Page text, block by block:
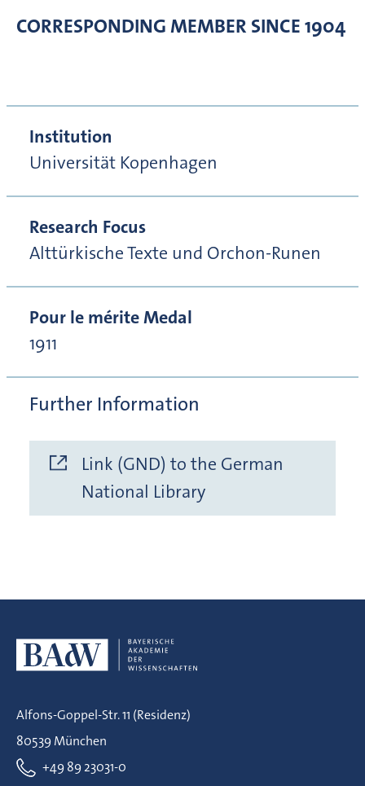
CORRESPONDING MEMBER SINCE 1904
Institution
Universität Kopenhagen
Research Focus
Alttürkische Texte und Orchon-Runen
Pour le mérite Medal
1911
Further Information
Link (GND) to the German
National Library
Alfons-Goppel-Str. 11 (Residenz)
80539 München
+49 89 23031-0